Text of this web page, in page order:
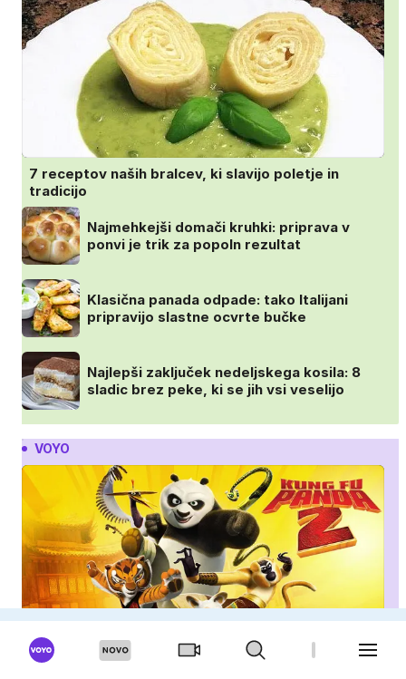
7 receptov naših bralcev, ki slavijo poletje in
tradicijo
Najmehkejši domači kruhki: priprava v
ponvi je trik za popoln rezultat
Klasična panada odpade: tako Italijani
pripravijo slastne ocvrte bučke
Najlepši zaključek nedeljskega kosila: 8
sladic brez peke, ki se jih vsi veselijo
VOYO
Kung fu panda 2